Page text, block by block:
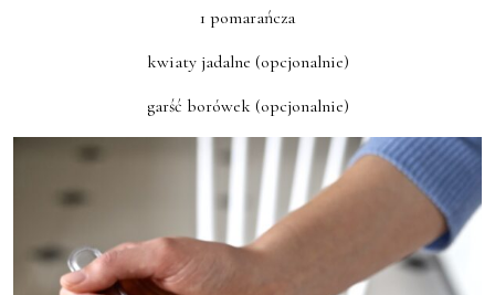
1 pomarańcza
kwiaty jadalne (opcjonalnie)
garść borówek (opcjonalnie)